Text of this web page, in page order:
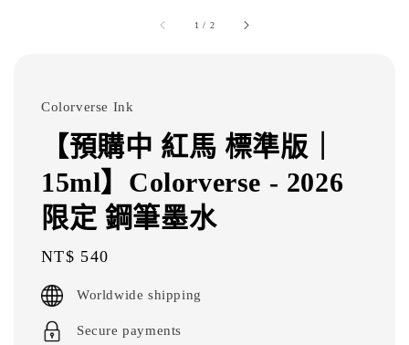
1 / 2
Colorverse Ink
【預購中 紅馬 標準版｜
15ml】Colorverse - 2026
限定 鋼筆墨水
Regular
price
NT$ 540
Worldwide shipping
Secure payments